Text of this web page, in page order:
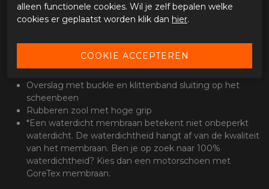
Specificaties
Met olie behandeld "Micro-Synth" kunstleren
D3O enkel protectoren
Overslag met buckle en klittenband sluiting op het
scheenbeen
Rubberen zool met hoge grip
*Een waterdicht membraan betekent niet onbeperkt
waterdicht. De waterdichtheid hangt af van de kwaliteit
van het membraan. Ben je op zoek naar 100%
waterdichtheid? Kies dan een motorschoen met
GoreTex membraan.
alleen functionele cookies. Wil je zelf bepalen welke
cookies er geplaatst worden klik dan hier.